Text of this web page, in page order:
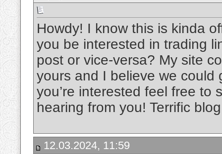
Howdy! I know this is kinda
you be interested in trading
post or vice-versa? My site
yours and I believe we could
you’re interested feel free to
hearing from you! Terrific
12.03.2024, 11:59